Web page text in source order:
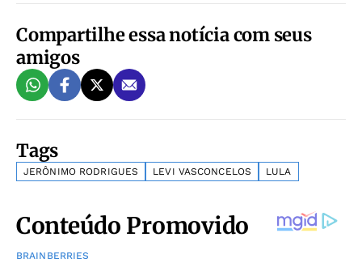
Compartilhe essa notícia com seus
amigos
Tags
JERÔNIMO RODRIGUES LEVI VASCONCELOS LULA